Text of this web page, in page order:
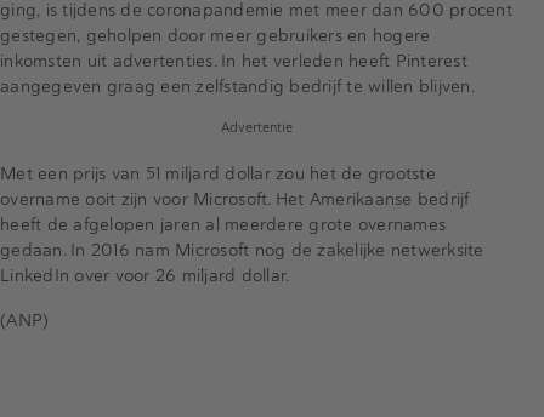
ging, is tijdens de coronapandemie met meer dan 600 procent
gestegen, geholpen door meer gebruikers en hogere
inkomsten uit advertenties. In het verleden heeft Pinterest
aangegeven graag een zelfstandig bedrijf te willen blijven.
Advertentie
Met een prijs van 51 miljard dollar zou het de grootste
overname ooit zijn voor Microsoft. Het Amerikaanse bedrijf
heeft de afgelopen jaren al meerdere grote overnames
gedaan. In 2016 nam Microsoft nog de zakelijke netwerksite
LinkedIn over voor 26 miljard dollar.
(ANP)